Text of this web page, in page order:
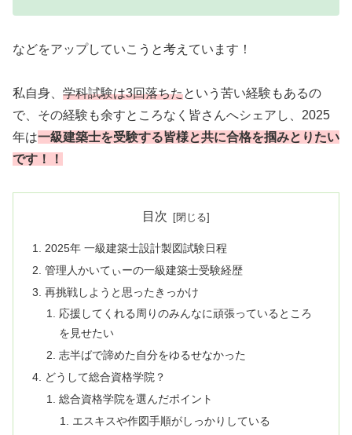
などをアップしていこうと考えています！
私自身、 学科試験は3回落ちたという苦い経験もあるの
で、その経験も余すところなく皆さんへシェアし、2025
年は一級建築士を受験する皆様と共に合格を掴みとりたい
です！！
目次
2025年 一級建築士設計製図試験日程
管理人かいてぃーの一級建築士受験経歴
再挑戦しようと思ったきっかけ
応援してくれる周りのみんなに頑張っているところ
を見せたい
志半ばで諦めた自分をゆるせなかった
どうして総合資格学院？
総合資格学院を選んだポイント
エスキスや作図手順がしっかりしている